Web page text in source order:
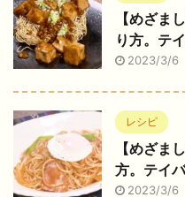
【めざま
り方。テ
2023/3/6
レシピ
【めざま
方。テイ
2023/3/6